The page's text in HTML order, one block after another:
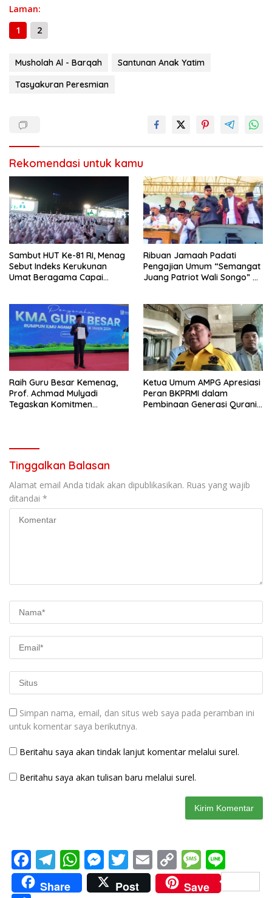
Laman:
1
2
Musholah Al - Barqah
Santunan Anak Yatim
Tasyakuran Peresmian
Rekomendasi untuk kamu
Sambut HUT Ke-81 RI, Menag
Sebut Indeks Kerukunan
Umat Beragama Capai
Ribuan Jamaah Padati
Pengajian Umum “Semangat
Juang Patriot Wali Songo” di
Raih Guru Besar Kemenag,
Prof. Achmad Mulyadi
Tegaskan Komitmen
Ketua Umum AMPG Apresiasi
Peran BKPRMI dalam
Pembinaan Generasi Qurani
Tinggalkan Balasan
Alamat email Anda tidak akan dipublikasikan. Ruas yang wajib
ditandai *
Simpan nama, email, dan situs web saya pada peramban ini
untuk komentar saya berikutnya.
Beritahu saya akan tindak lanjut komentar melalui surel.
Beritahu saya akan tulisan baru melalui surel.
F
ac
T
el
W
h
M
e
T
w
E
m
C
o
M
e n
Share Post Save